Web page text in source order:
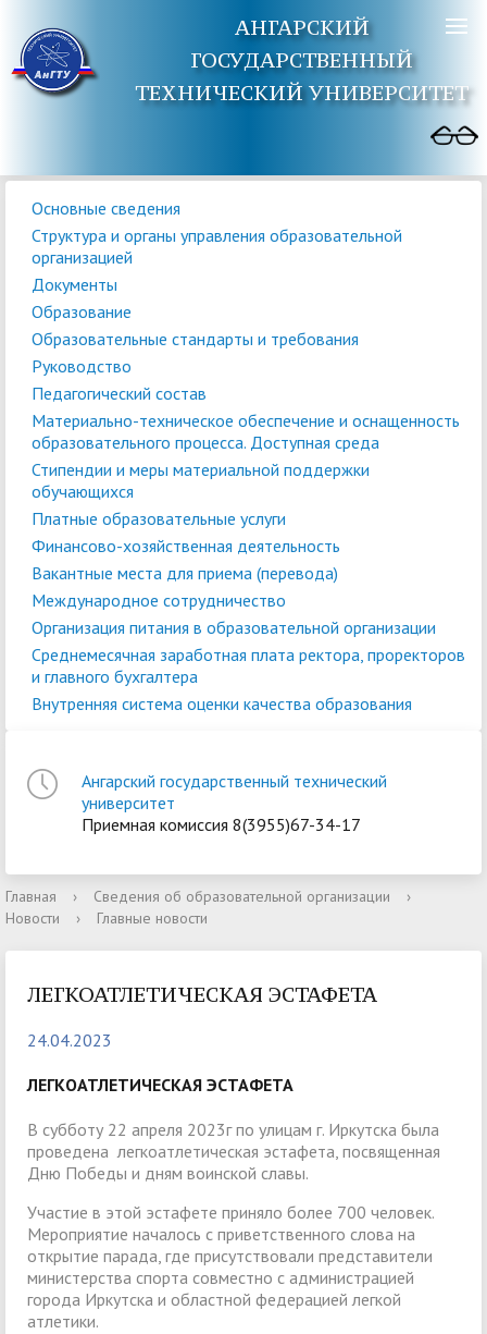
АНГАРСКИЙ
ГОСУДАРСТВЕННЫЙ
ТЕХНИЧЕСКИЙ УНИВЕРСИТЕТ
Основные сведения
Структура и органы управления образовательной
организацией
Документы
Образование
Образовательные стандарты и требования
Руководство
Педагогический состав
Материально-техническое обеспечение и оснащенность
образовательного процесса. Доступная среда
Стипендии и меры материальной поддержки
обучающихся
Платные образовательные услуги
Финансово-хозяйственная деятельность
Вакантные места для приема (перевода)
Международное сотрудничество
Организация питания в образовательной организации
Среднемесячная заработная плата ректора, проректоров
и главного бухгалтера
Внутренняя система оценки качества образования
Ангарский государственный технический
университет
Приемная комиссия 8(3955)67-34-17
Главная › Сведения об образовательной организации
›
Новости
› Главные новости
ЛЕГКОАТЛЕТИЧЕСКАЯ ЭСТАФЕТА
24.04.2023
ЛЕГКОАТЛЕТИЧЕСКАЯ ЭСТАФЕТА
В субботу 22 апреля 2023г по улицам г. Иркутска была
проведена легкоатлетическая эстафета, посвященная
Дню Победы и дням воинской славы.
Участие в этой эстафете приняло более 700 человек.
Мероприятие началось с приветственного слова на
открытие парада, где присутствовали представители
министерства спорта совместно с администрацией
города Иркутска и областной федерацией легкой
атлетики.